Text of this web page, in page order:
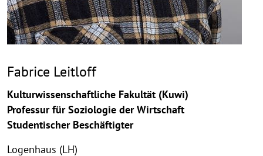
Fabrice Leitloff
Kulturwissenschaftliche Fakultät (Kuwi)
Professur für Soziologie der Wirtschaft
Studentischer Beschäftigter
Logenhaus (LH)